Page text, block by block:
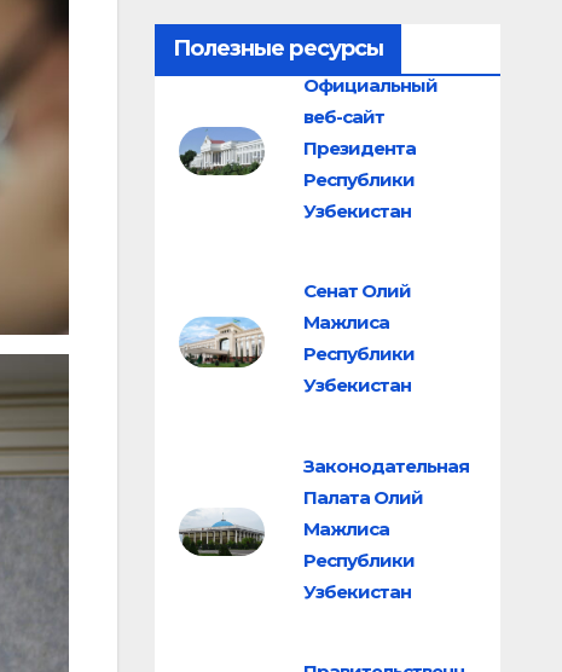
Полезные ресурсы
Официальный
веб-сайт
Президента
Республики
Узбекистан
Сенат Олий
Мажлиса
Республики
Узбекистан
Законодательная
Палата Олий
Мажлиса
Республики
Узбекистан